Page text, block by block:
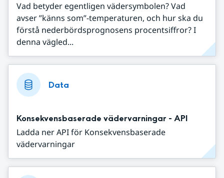
Vad betyder egentligen vädersymbolen? Vad
avser ”känns som”-temperaturen, och hur ska du
förstå nederbördsprognosens procentsiffror? I
denna vägled...
Data
Konsekvensbaserade vädervarningar - API
Ladda ner API för Konsekvensbaserade
vädervarningar